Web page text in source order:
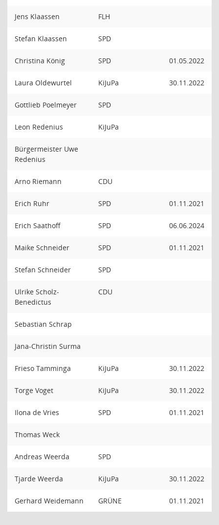
Jens Klaassen FLH
Stefan Klaassen SPD
Christina König SPD 01.05.2022
Laura Oldewurtel KiJuPa 30.11.2022
Gottlieb Poelmeyer SPD
Leon Redenius KiJuPa
Bürgermeister Uwe
Redenius
Arno Riemann CDU
Erich Ruhr SPD 01.11.2021
Erich Saathoff SPD 06.06.2024
Maike Schneider SPD 01.11.2021
Stefan Schneider SPD
Ulrike Scholz-
Benedictus
CDU
Sebastian Schrap
Jana-Christin Surma
Frieso Tamminga KiJuPa 30.11.2022
Torge Voget KiJuPa 30.11.2022
Ilona de Vries SPD 01.11.2021
Thomas Weck
Andreas Weerda SPD
Tjarde Weerda KiJuPa 30.11.2022
Gerhard Weidemann GRÜNE 01.11.2021